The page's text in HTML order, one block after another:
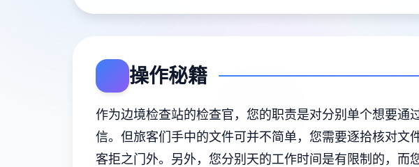
操作秘籍
作为边境检查站的检查官，您的职责是对分别单个想要
信。但旅客们手中的文件可并不简单，您需要逐拾核对
客拒之门外。另外，您分别天的工作时间是有限制的，